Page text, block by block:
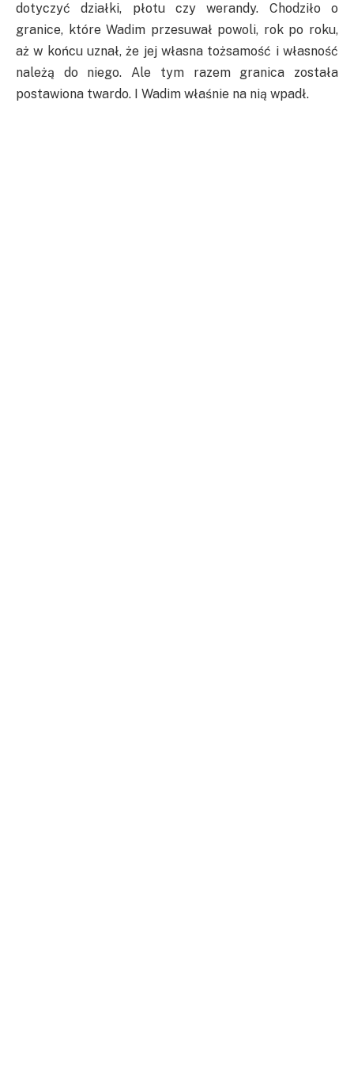
dotyczyć działki, płotu czy werandy. Chodziło o
granice, które Wadim przesuwał powoli, rok po roku,
aż w końcu uznał, że jej własna tożsamość i własność
należą do niego. Ale tym razem granica została
postawiona twardo. I Wadim właśnie na nią wpadł.